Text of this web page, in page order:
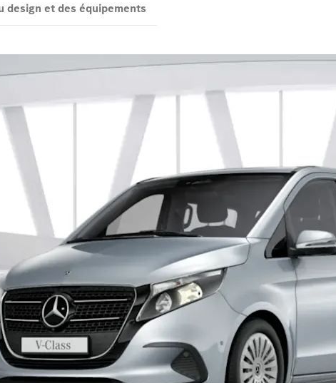
design et des équipements